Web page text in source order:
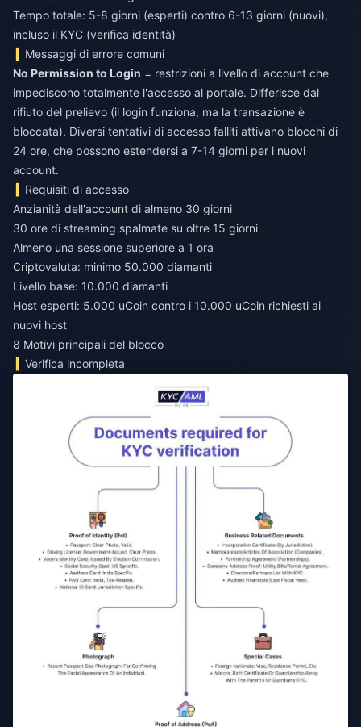
Tempo totale: 5-8 giorni (esperti) contro 6-13 giorni (nuovi),
incluso il KYC (verifica identità)
Messaggi di errore comuni
No Permission to Login = restrizioni a livello di account che
impediscono totalmente l'accesso al portale. Differisce dal
rifiuto del prelievo (il login funziona, ma la transazione è
bloccata). Diversi tentativi di accesso falliti attivano blocchi di
24 ore, che possono estendersi a 7-14 giorni per i nuovi
account.
Requisiti di accesso
Anzianità dell'account di almeno 30 giorni
30 ore di streaming spalmate su oltre 15 giorni
Almeno una sessione superiore a 1 ora
Criptovaluta: minimo 50.000 diamanti
Livello base: 10.000 diamanti
Host esperti: 5.000 uCoin contro i 10.000 uCoin richiesti ai
nuovi host
8 Motivi principali del blocco
Verifica incompleta